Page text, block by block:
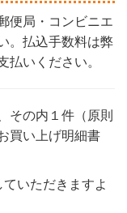
便局・コンビニエ
。払込手数料は弊
払いください。
その内１件（原則
買い上げ明細書
いただきますよ